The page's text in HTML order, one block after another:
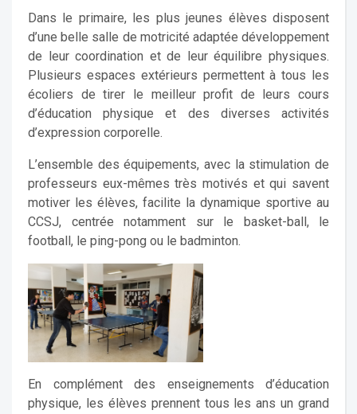
Dans le primaire, les plus jeunes élèves disposent
d’une belle salle de motricité adaptée développement
de leur coordination et de leur équilibre physiques.
Plusieurs espaces extérieurs permettent à tous les
écoliers de tirer le meilleur profit de leurs cours
d’éducation physique et des diverses activités
d’expression corporelle.
L’ensemble des équipements, avec la stimulation de
professeurs eux-mêmes très motivés et qui savent
motiver les élèves, facilite la dynamique sportive au
CCSJ, centrée notamment sur le basket-ball, le
football, le ping-pong ou le badminton.
En complément des enseignements d’éducation
physique, les élèves prennent tous les ans un grand